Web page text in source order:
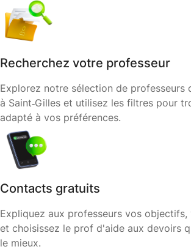
Recherchez votre professeur
Explorez notre sélection de professeurs
à Saint‑Gilles et utilisez les filtres pour
adapté à vos préférences.
Contacts gratuits
Expliquez aux professeurs vos
et choisissez le prof d'aide aux devoirs
le mieux.